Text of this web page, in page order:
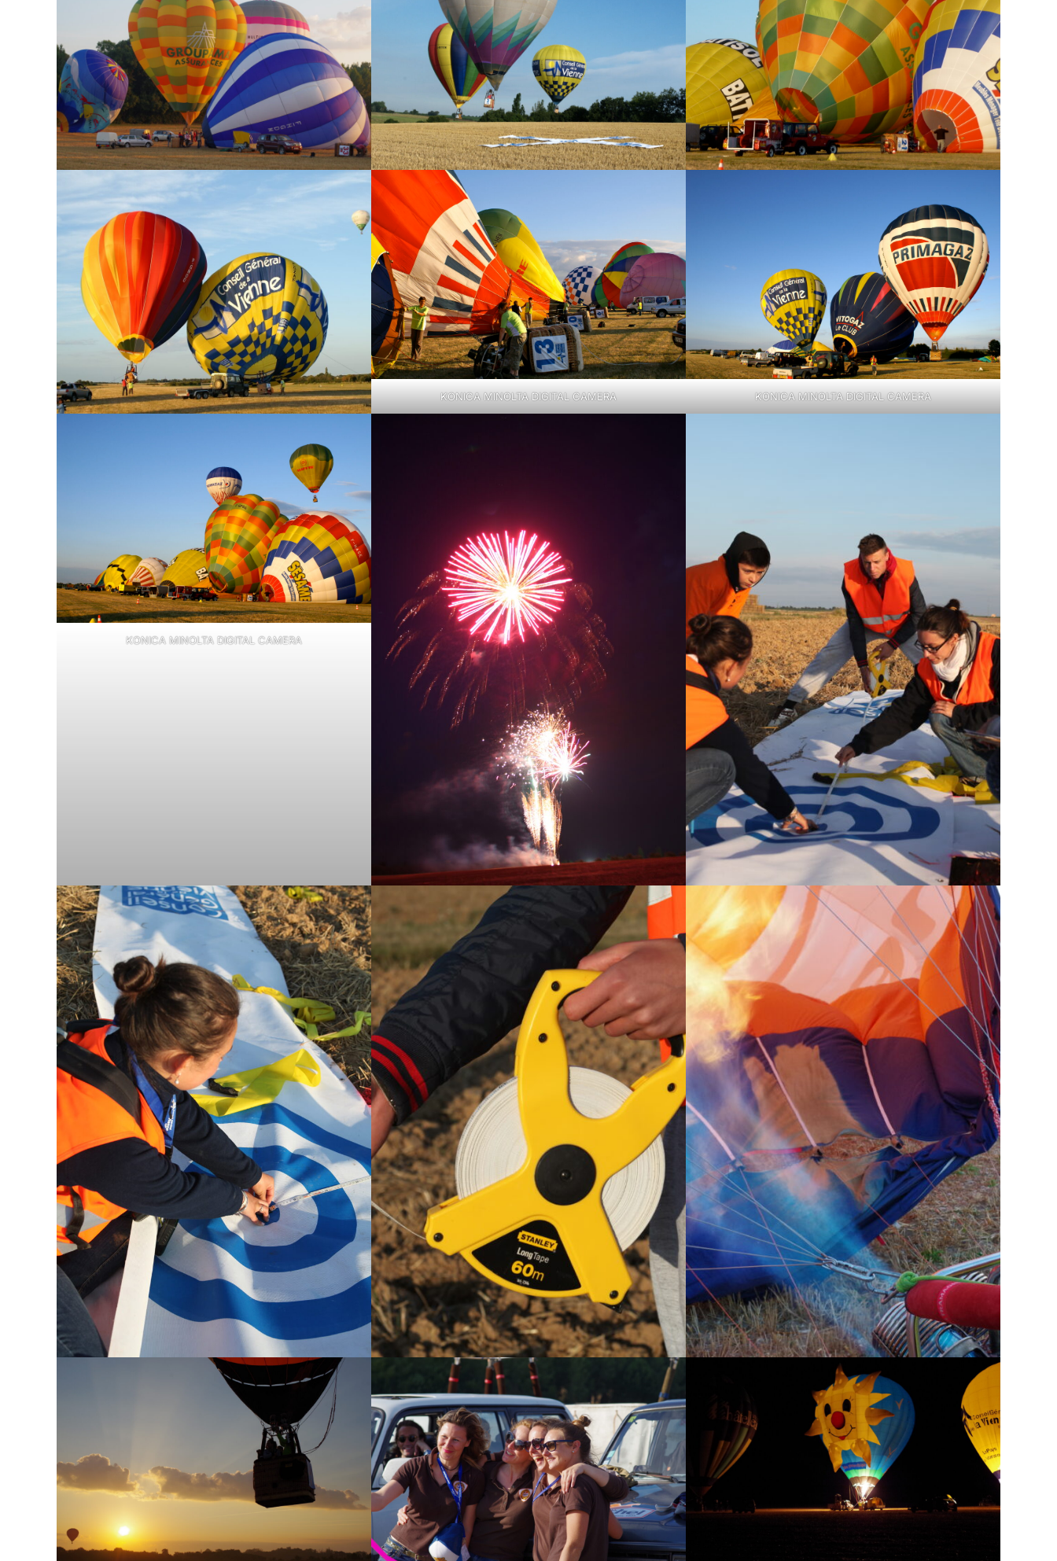
KONICA MINOLTA DIGITAL CAMERA KONICA MINOLTA DIGITAL CAMERA
KONICA MINOLTA DIGITAL CAMERA